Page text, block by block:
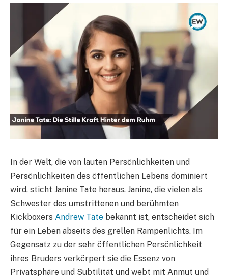
In der Welt, die von lauten Persönlichkeiten und
Persönlichkeiten des öffentlichen Lebens dominiert
wird, sticht Janine Tate heraus. Janine, die vielen als
Schwester des umstrittenen und berühmten
Kickboxers Andrew Tate bekannt ist, entscheidet sich
für ein Leben abseits des grellen Rampenlichts. Im
Gegensatz zu der sehr öffentlichen Persönlichkeit
ihres Bruders verkörpert sie die Essenz von
Privatsphäre und Subtilität und webt mit Anmut und